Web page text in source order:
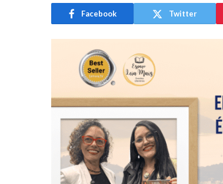
Facebook Twitter